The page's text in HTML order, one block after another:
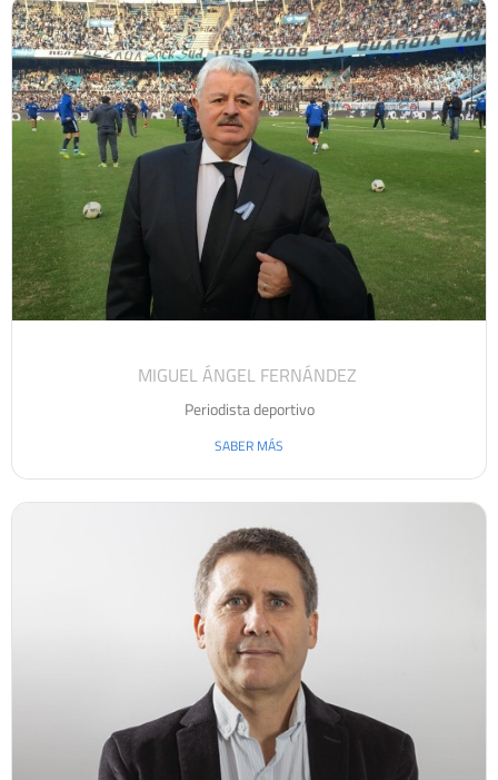
MIGUEL ÁNGEL FERNÁNDEZ
Periodista deportivo
SABER MÁS